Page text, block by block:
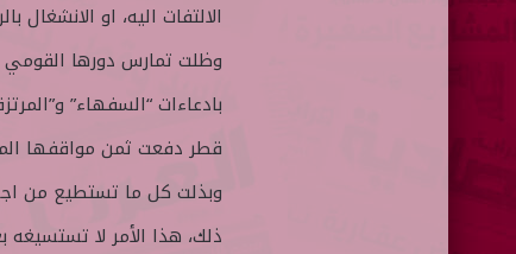
الالتفات اليه، او
وظلت تمارس دورها القومي
بادعاءات “السفهاء”
قطر دفعت ثمن مواقفها
وبذلت كل ما تستطيع من
ذلك، هذا الأمر لا تستسيغه